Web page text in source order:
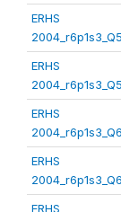
ERHS
ERHS
ERHS
ERHS
ERHS